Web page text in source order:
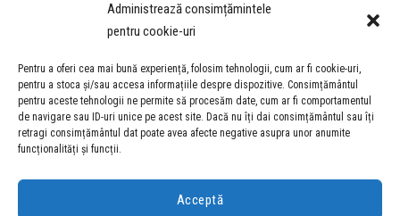
Administrează consimțămintele
pentru cookie-uri
Pentru a oferi cea mai bună experiență, folosim tehnologii, cum ar fi cookie-uri,
pentru a stoca și/sau accesa informațiile despre dispozitive. Consimțământul
pentru aceste tehnologii ne permite să procesăm date, cum ar fi comportamentul
de navigare sau ID-uri unice pe acest site. Dacă nu îți dai consimțământul sau îți
retragi consimțământul dat poate avea afecte negative asupra unor anumite
funcționalități și funcții.
Acceptă
F
a
c
e
b
o
k
Y
u
t
u
b
I
s
t
a
g
a
ACCES NEVĂZĂTORI
Descărcați programul NonVisual Desktop Acces, care oferă
persoanelor cu dizabilități vizuale posibilitatea de a consulta site-ul